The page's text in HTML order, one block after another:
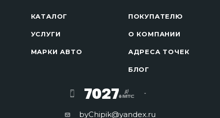
КАТАЛОГ
УСЛУГИ
МАРКИ АВТО
ПОКУПАТЕЛЮ
О КОМПАНИИ
АДРЕСА ТОЧЕК
БЛОГ
7027
byChipik@yandex.ru